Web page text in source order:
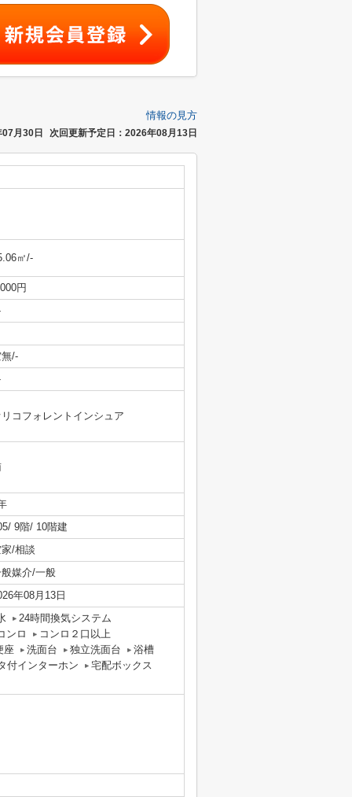
情報の見方
月30日 次回更新予定日：2026年08月13日
㎡/-
円
/-
コフォレントインシュア
9階/ 10階建
/相談
媒介/一般
年08月13日
24時間換気システム
ンロ
コンロ２口以上
座
洗面台 独立洗面台
浴槽
付インターホン
宅配ボックス